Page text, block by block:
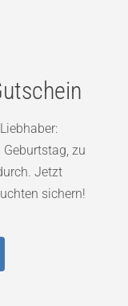
zu
Jetzt
sichern!